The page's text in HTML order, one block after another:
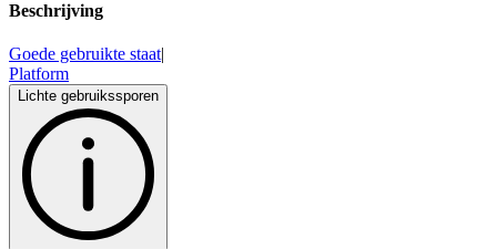
Beschrijving
Goede gebruikte staat|
Platform
Lichte gebruikssporen